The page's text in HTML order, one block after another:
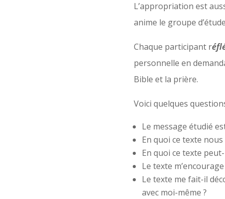
L’appropriation est
anime le groupe
Chaque participant r
personnelle en
Bible et la prière.
Voici quelques
Le message étudié
En quoi ce texte
En quoi ce texte
Le texte
Le texte me fait-il
avec moi-même ?